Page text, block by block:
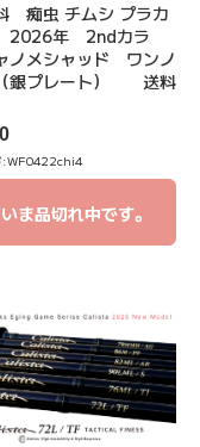
痴虫 チムシ プラカ
2026年 2ndカラ
メシャッド ワンノ
銀プレート） 送料
:WF0422chi4
ま品切れ中です。